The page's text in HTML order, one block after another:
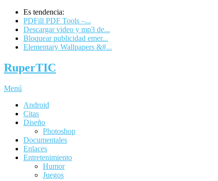
Es tendencia:
PDFill PDF Tools –...
Descargar video y mp3 de...
Bloquear publicidad emer...
Elementary Wallpapers &#...
RuperTIC
Menú
Android
Citas
Diseño
Photoshop
Documentales
Enlaces
Entretenimiento
Humor
Juegos